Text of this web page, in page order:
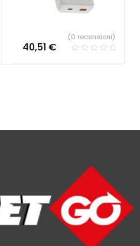
40,51 €
(0 recensioni)